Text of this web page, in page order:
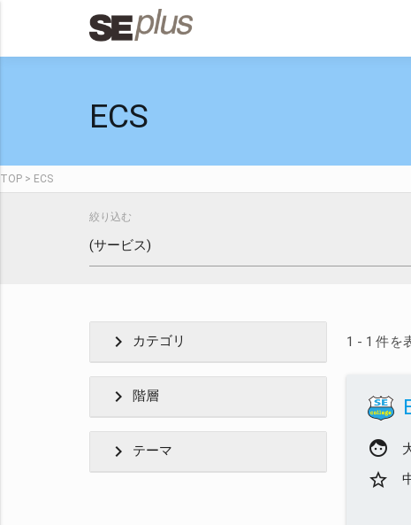
ECS
TOP ECS
絞り込む
chevron_right カテゴリ
chevron_right 階層
chevron_right テーマ
1 - 1 件を
face
star_border